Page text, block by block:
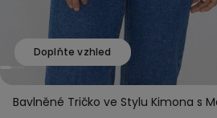
Doplňte vzhled
Bavlněné Tričko ve Stylu Kimona s